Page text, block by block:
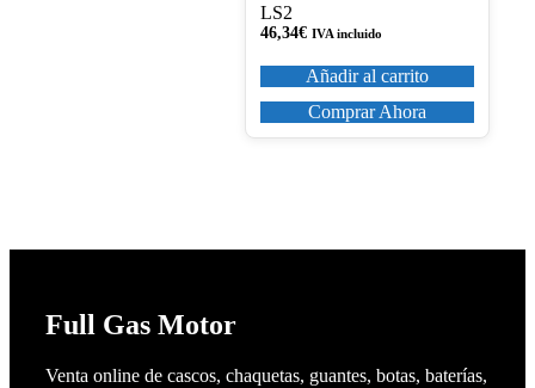
LS2
46,34€ IVA incluido
Añadir al carrito
Comprar Ahora
Full Gas Motor
Venta online de cascos, chaquetas, guantes, botas, baterías,